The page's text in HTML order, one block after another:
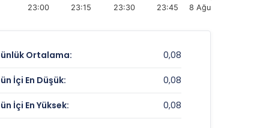
23:00 23:15 23:30 23:45 8 Ağu
Ortalama: 0,08
İçi En Düşük: 0,08
İçi En Yüksek: 0,08